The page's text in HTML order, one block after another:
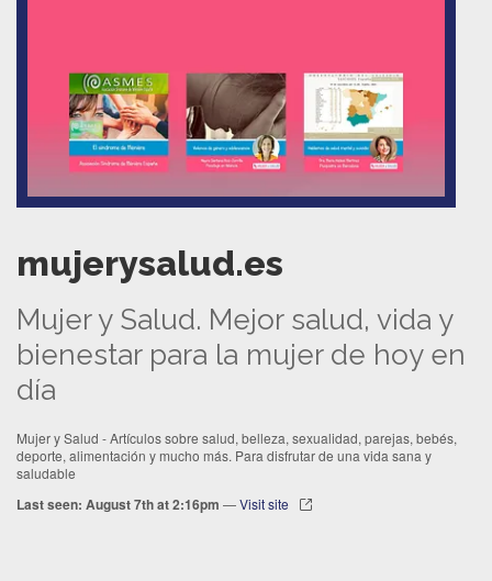
mujerysalud.es
Mujer y Salud. Mejor salud, vida y
bienestar para la mujer de hoy en
día
Mujer y Salud - Artículos sobre salud, belleza, sexualidad, parejas, bebés,
deporte, alimentación y mucho más. Para disfrutar de una vida sana y
saludable
Last seen: August 7th at 2:16pm —Visit site